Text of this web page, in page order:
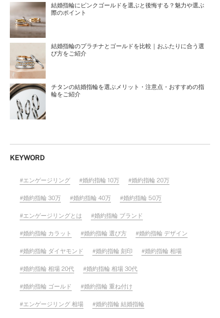
結婚指輪にピンクゴールドを選ぶと後悔する？魅力や選ぶ
際のポイント
結婚指輪のプラチナとゴールドを比較｜おふたりに合う選
び方をご紹介
チタンの結婚指輪を選ぶメリット・注意点・おすすめの指
輪をご紹介
KEYWORD
エンゲージリング 婚約指輪 10万 婚約指輪 20万
婚約指輪 30万 婚約指輪 40万 婚約指輪 50万
エンゲージリングとは 婚約指輪 ブランド
婚約指輪 カラット 婚約指輪 選び方 婚約指輪 デザイン
婚約指輪 ダイヤモンド 婚約指輪 刻印 婚約指輪 相場
婚約指輪 相場 20代 婚約指輪 相場 30代
婚約指輪 ゴールド 婚約指輪 重ね付け
エンゲージリング 相場 婚約指輪 結婚指輪